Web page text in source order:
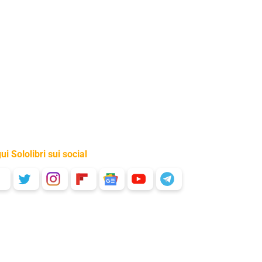
Sololibri sui social